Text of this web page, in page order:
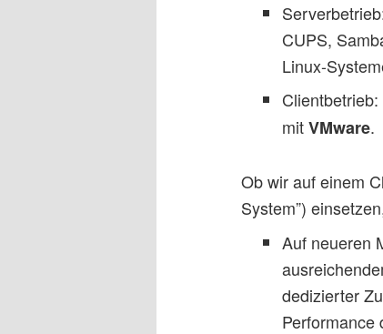
CUPS,
Linux-
mitVMware.
Ob wir auf einem
System”)
Auf neueren
dedizierter
Performance